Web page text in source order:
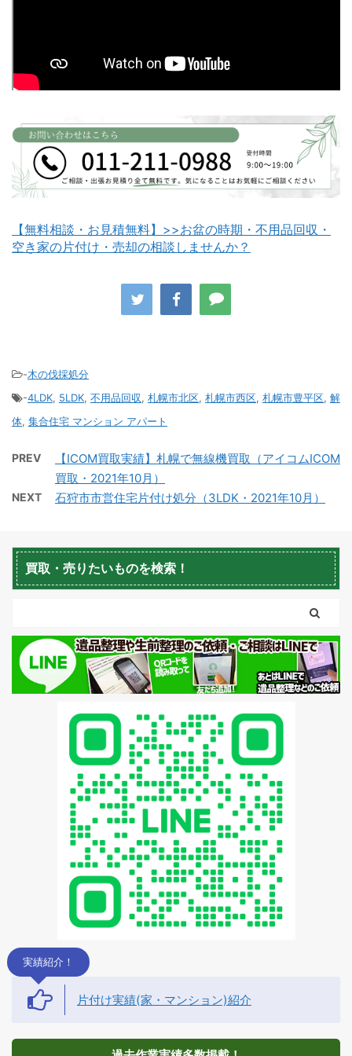
白老町不用品回収 長万部町不用品回収
蘭越町不用品回収 黒松内町不用品回収
【無料相談・お見積無料】>>お盆の時期・不用品回収・
空き家の片付け・売却の相談しませんか？
-木の伐採処分
-4LDK, 5LDK, 不用品回収, 札幌市北区, 札幌市西区, 札幌市豊平区, 解
体, 集合住宅 マンション アパート
PREV
【ICOM買取実績】札幌で無線機買取（アイコムICOM
買取・2021年10月）
NEXT 石狩市市営住宅片付け処分（3LDK・2021年10月）
買取・売りたいものを検索！
実績紹介！
片付け実績(家・マンション)紹介